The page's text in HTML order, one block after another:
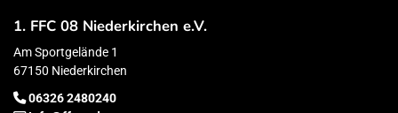
1. FFC 08 Niederkirchen e.V.
Am Sportgelände 1
67150 Niederkirchen
06326 2480240